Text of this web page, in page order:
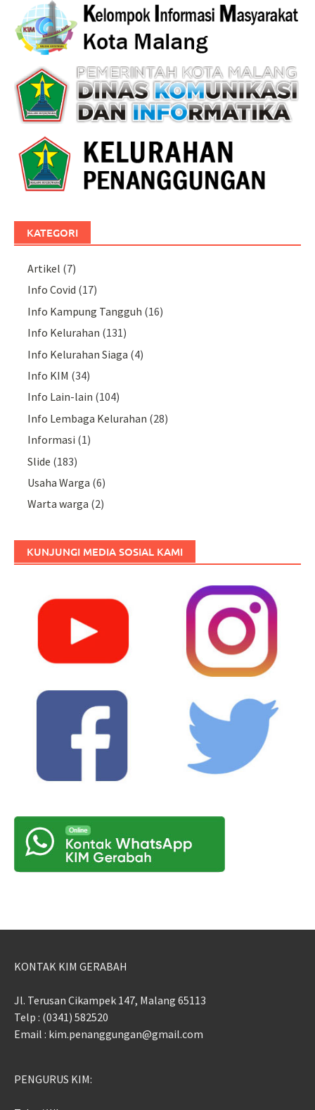
KATEGORI
Artikel (7)
Info Covid (17)
Info Kampung Tangguh (16)
Info Kelurahan (131)
Info Kelurahan Siaga (4)
Info KIM (34)
Info Lain-lain (104)
Info Lembaga Kelurahan (28)
Informasi (1)
Slide (183)
Usaha Warga (6)
Warta warga (2)
KUNJUNGI MEDIA SOSIAL KAMI
KONTAK KIM GERABAH
Jl. Terusan Cikampek 147, Malang 65113
Telp : (0341) 582520
Email : kim.penanggungan@gmail.com
PENGURUS KIM: